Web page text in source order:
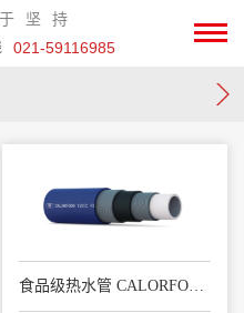
坚持
021-59116985
食品级热水管 CALORFOOD 120°C FDA L/L